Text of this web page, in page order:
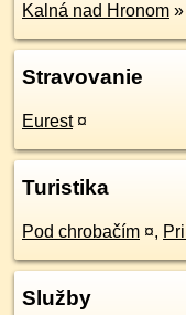
Kalná nad Hronom »
Stravovanie
Eurest ¤
Turistika
Pod chrobačím ¤,
Služby